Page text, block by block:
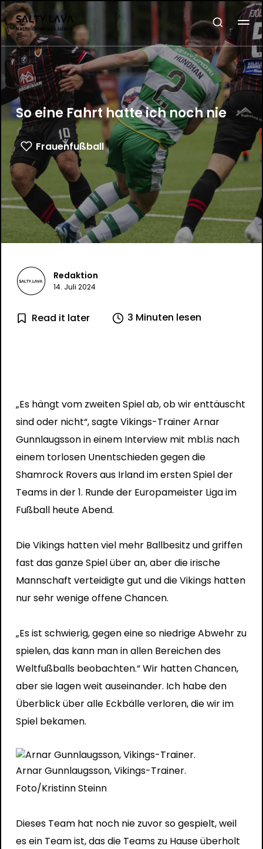
So eine Fahrt hatte ich noch nie
Frauenfußball
Redaktion
14. Juli 2024
Read it later 3 Minuten lesen
„Es hängt vom zweiten Spiel ab, ob wir enttäuscht
sind oder nicht“, sagte Vikings-Trainer Arnar
Gunnlaugsson in einem Interview mit mbl.is nach
einem torlosen Unentschieden gegen die
Shamrock Rovers aus Irland im ersten Spiel der
Teams in der 1. Runde der Europameister Liga im
Fußball heute Abend.
Die Vikings hatten viel mehr Ballbesitz und griffen
fast das ganze Spiel über an, aber die irische
Mannschaft verteidigte gut und die Vikings hatten
nur sehr wenige offene Chancen.
„Es ist schwierig, gegen eine so niedrige Abwehr zu
spielen, das kann man in allen Bereichen des
Weltfußballs beobachten.“ Wir hatten Chancen,
aber sie lagen weit auseinander. Ich habe den
Überblick über alle Eckbälle verloren, die wir im
Spiel bekamen.
Arnar Gunnlaugsson, Vikings-Trainer.
Foto/Kristinn Steinn
Dieses Team hat noch nie zuvor so gespielt, weil
es ein Team ist, das die Teams zu Hause überholt